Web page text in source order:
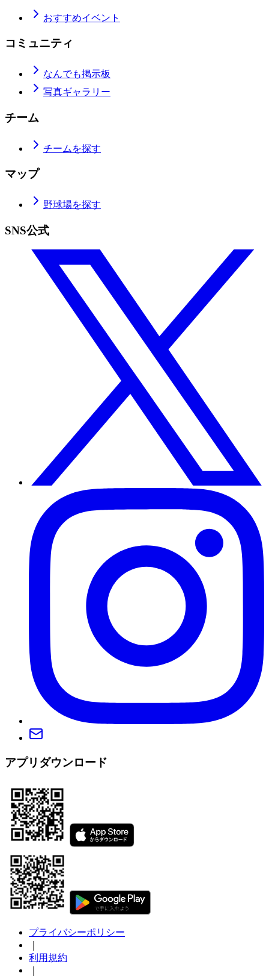
おすすめイベント
コミュニティ
なんでも掲示板
写真ギャラリー
チーム
チームを探す
マップ
野球場を探す
SNS公式
アプリダウンロード
プライバシーポリシー
利用規約